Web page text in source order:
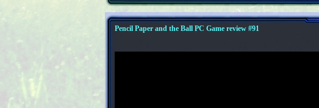
Pencil Paper and the Ball PC Game review #91